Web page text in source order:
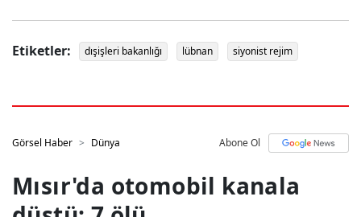
Etiketler: dışişleri bakanlığı lübnan siyonist rejim
Görsel Haber Dünya Abone Ol
Mısır'da otomobil kanala